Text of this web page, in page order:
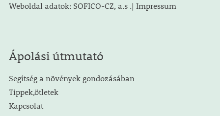
Weboldal adatok: SOFICO-CZ, a.s .| Impressum
Ápolási útmutató
Segítség a növények gondozásában
Tippek,ötletek
Kapcsolat